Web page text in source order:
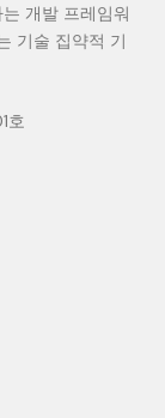
개발 프레임워
기술 집약적 기
호